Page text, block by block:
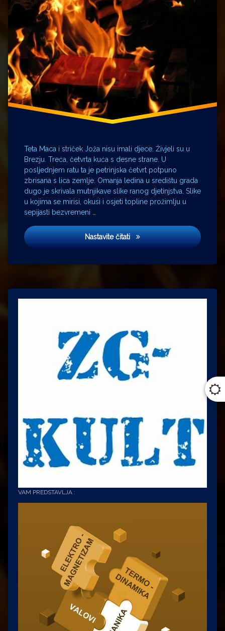
Teta Maca i striček Joža nisu imali djece. Živjeli su u
Brezju. Treća, četvrta kuća s desne strane. U
posljednjem ratu ta je petrinjska četvrt potpuno
zbrisana s lica zemlje. Omanja ledina u središtu grada
dugo je skrivala mutnjikave slike ranog djetinjstva. Slike
u kojima se mirisi, okusi i osjeti topline prožimlju u
sepijasti bezvremeni …
Nastavite čitatiFahrenheit 451
VAM PREDSTAVLJA :